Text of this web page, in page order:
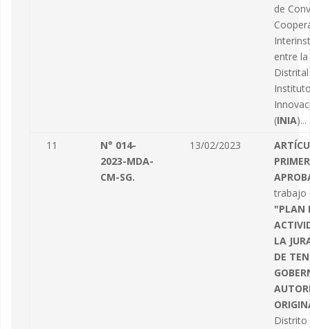
de
entre
(INIA)...
11
N° 014-
2023-MDA-
CM-SG.
13/02/2023
trabajo
"PLAN
LA
DE
Distrito